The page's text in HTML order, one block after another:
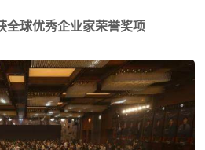
全球优秀企业家荣誉奖项